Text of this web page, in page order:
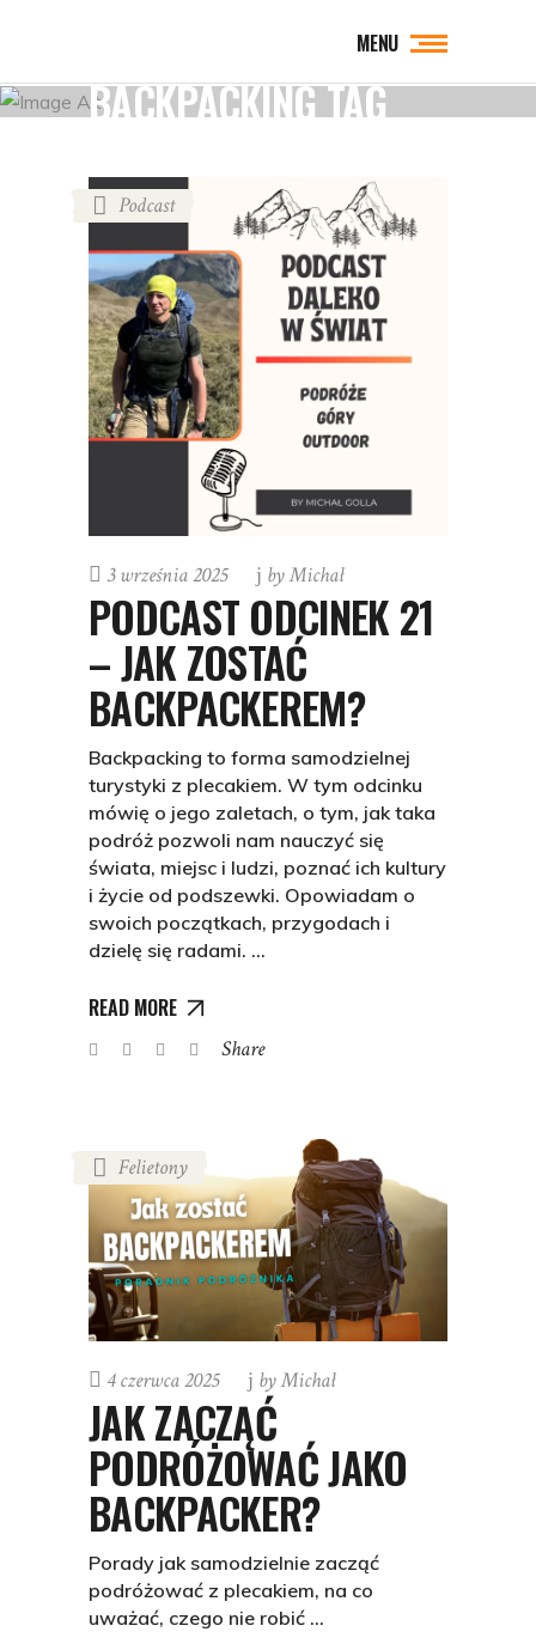
MENU
BACKPACKING TAG
Podcast
3 września 2025 byMichał
PODCAST ODCINEK 21
– JAK ZOSTAĆ
BACKPACKEREM?
Backpacking to forma samodzielnej
turystyki z plecakiem. W tym odcinku
mówię o jego zaletach, o tym, jak taka
podróż pozwoli nam nauczyć się
świata, miejsc i ludzi, poznać ich kultury
i życie od podszewki. Opowiadam o
swoich początkach, przygodach i
dzielę się radami.
READ MORE
Share
Felietony
4 czerwca 2025 byMichał
JAK ZACZĄĆ
PODRÓŻOWAĆ JAKO
BACKPACKER?
Porady jak samodzielnie zacząć
podróżować z plecakiem, na co
uważać, czego nie robić